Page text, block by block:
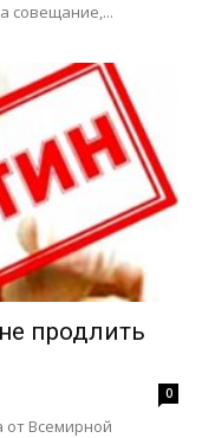
совещание,...
продлить
0
от Всемирной